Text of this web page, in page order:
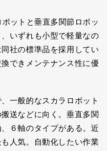
ットと垂直多関節ロボッ
いずれも小型で軽量なの
社の標準品を採用してい
できメンテナンス性に優
一般的なスカラロボット
送などに向く。垂直多関
６軸のタイプがある。近
人気。自動化したい作業